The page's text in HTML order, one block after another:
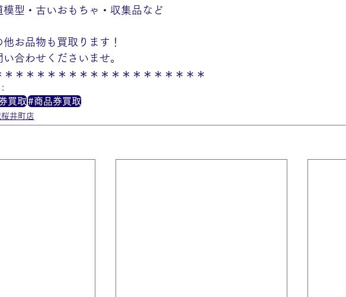
模型・古いおもちゃ・収集品など
他お品物も買取ります！
い合わせくださいませ。
＊＊＊＊＊＊＊＊＊＊＊＊＊＊＊＊＊＊＊
買取#商品券買取
井町店